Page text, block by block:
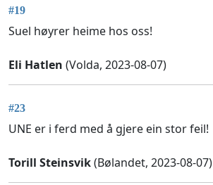
#19
Suel høyrer heime hos oss!
Eli Hatlen (Volda, 2023-08-07)
#23
UNE er i ferd med å gjere ein stor feil!
Torill Steinsvik(Bølandet, 2023-08-07)